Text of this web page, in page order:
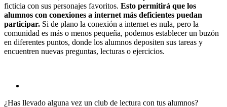
ficticia con sus personajes favoritos. Esto permitirá que los
alumnos con conexiones a internet más deficientes puedan
participar. Si de plano la conexión a internet es nula, pero la
comunidad es más o menos pequeña, podemos establecer un buzón
en diferentes puntos, donde los alumnos depositen sus tareas y
encuentren nuevas preguntas, lecturas o ejercicios.
¿Has llevado alguna vez un club de lectura con tus alumnos?